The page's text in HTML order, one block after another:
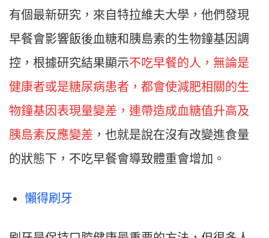
有個最新研究，來自特拉維夫大學，他們發現
早餐會影響飯後血糖和胰島素的生物鐘基因調
控，根據研究結果顯示不吃早餐的人，無論是
健康者或是糖尿病患者，都會使減肥相關的生
物鐘基因表現量變差，連帶造成血糖值升高及
胰島素反應變差 ，也就是說在沒有改變進食量
的狀態下，不吃早餐會導致體重會增加。
懶得刷牙